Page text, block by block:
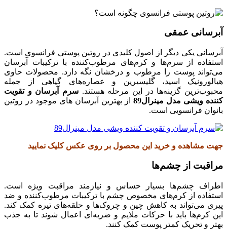
آبرسانی عمقی
آبرسانی یکی دیگر از اصول کلیدی در روتین پوستی فرانسوی است.
استفاده از سرم‌ها و کرم‌های مرطوب‌کننده با ترکیبات آبرسان
می‌تواند پوست را مرطوب و درخشان نگه دارد. محصولات حاوی
هیالورونیک اسید، گلیسیرین و عصاره‌های گیاهی از جمله
محبوب‌ترین گزینه‌ها در این مرحله هستند. سرم آبرسان و تقویت
کننده ویشی مدل مینرال89
از بهترین آبرسان های موجود در روتین
بانوان فرانسویی است.
جهت مشاهده و خرید این محصول بر روی عکس کلیک نمایید
مراقبت از چشم‌ها
اطراف چشم‌ها بسیار حساس و نیازمند مراقبت ویژه است.
استفاده از کرم‌های مخصوص چشم با ترکیبات مرطوب‌کننده و ضد
پیری می‌تواند به کاهش چین و چروک‌ها و حلقه‌های تیره کمک کند.
این کرم‌ها باید با حرکات ملایم و ضربه‌ای اعمال شوند تا به جذب
بهتر و تحریک کمتر پوست کمک کنند.